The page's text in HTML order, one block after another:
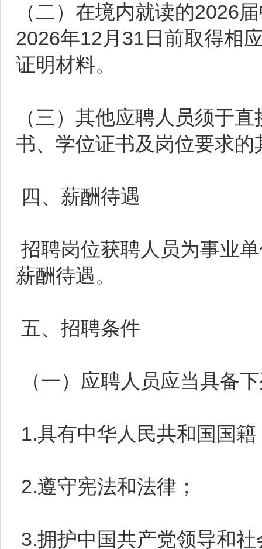
（二）在境内就读的2026
2026年12月31日前取得相
证明材料。
（三）其他应聘人员须于
书、学位证书及岗位要求的
四、薪酬待遇
招聘岗位获聘人员为事业
薪酬待遇。
五、招聘条件
（一）应聘人员应当具备
1.具有中华人民共和国国籍
2.遵守宪法和法律；
3.拥护中国共产党领导和